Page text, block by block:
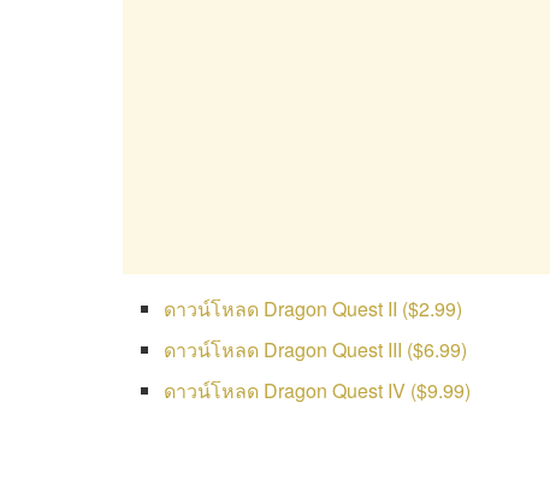
ดาวน์โหลด Dragon Quest II ($2.99)
ดาวน์โหลด Dragon Quest III ($6.99)
ดาวน์โหลด Dragon Quest IV ($9.99)